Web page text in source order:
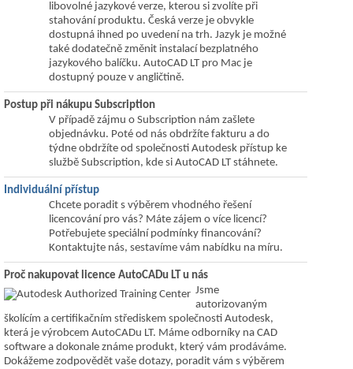
libovolné jazykové verze, kterou si zvolíte při
stahování produktu. Česká verze je obvykle
dostupná ihned po uvedení na trh. Jazyk je možné
také dodatečně změnit instalací bezplatného
jazykového balíčku. AutoCAD LT pro Mac je
dostupný pouze v angličtině.
Postup při nákupu Subscription
V případě zájmu o Subscription nám zašlete
objednávku. Poté od nás obdržíte fakturu a do
týdne obdržíte od společnosti Autodesk přístup ke
službě Subscription, kde si AutoCAD LT stáhnete.
Individuální přístup
Chcete poradit s výběrem vhodného řešení
licencování pro vás? Máte zájem o více licencí?
Potřebujete speciální podmínky financování?
Kontaktujte nás, sestavíme vám nabídku na míru.
Proč nakupovat licence AutoCADu LT u nás
Jsme
autorizovaným
školícím a certifikačním střediskem společnosti Autodesk,
která je výrobcem AutoCADu LT. Máme odborníky na CAD
software a dokonale známe produkt, který vám prodáváme.
Dokážeme zodpovědět vaše dotazy, poradit vám s výběrem